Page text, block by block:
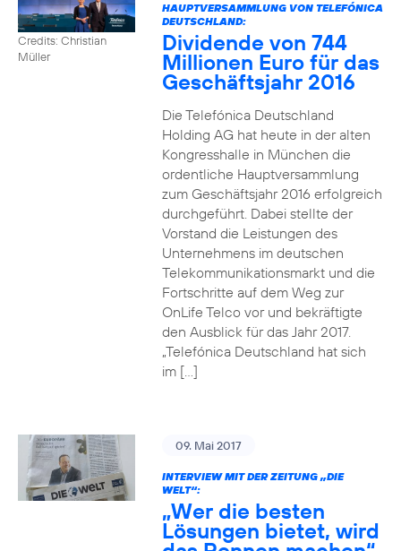
Credits: Christian
Müller
HAUPTVERSAMMLUNG VON TELEFÓNICA
DEUTSCHLAND:
Dividende von 744
Millionen Euro für das
Geschäftsjahr 2016
Die Telefónica Deutschland
Holding AG hat heute in der alten
Kongresshalle in München die
ordentliche Hauptversammlung
zum Geschäftsjahr 2016 erfolgreich
durchgeführt. Dabei stellte der
Vorstand die Leistungen des
Unternehmens im deutschen
Telekommunikationsmarkt und die
Fortschritte auf dem Weg zur
OnLife Telco vor und bekräftigte
den Ausblick für das Jahr 2017.
„Telefónica Deutschland hat sich
im […]
09. Mai 2017
INTERVIEW MIT DER ZEITUNG „DIE
WELT“:
„Wer die besten
Lösungen bietet, wird